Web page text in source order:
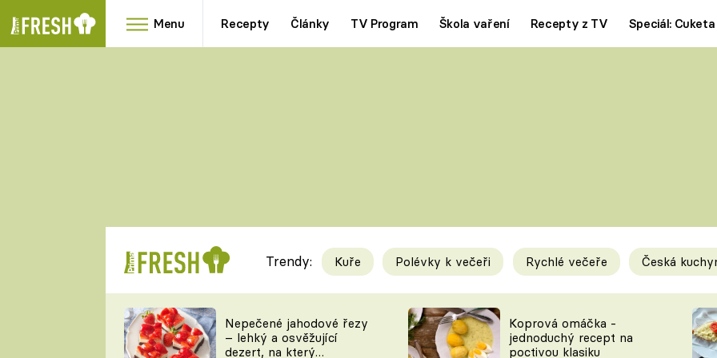
Menu Recepty Články TV Program Škola vaření Recepty z TV Speciál: Cuketa
RYCHLOVKY
Videorecepty
TEĎ VAŘÍ ŠÉF!
Tipy a triky
KAM ZA JÍDLEM
Trendy: Kuře Polévky k večeři Rychlé večeře Česká
Nepečené jahodové řezy
– lehký a osvěžující
dezert, na který
Koprová omáčka -
jednoduchý recept na
poctivou klasiku